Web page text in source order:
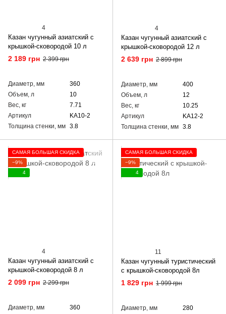
4
Казан чугунный азиатский с
крышкой-сковородой 10 л
2 189 грн 2 399 грн
Диаметр, мм
360
Объем, л
10
Вес, кг
7.71
Артикул
KA10-2
Толщина стенки, мм 3.8
4
Казан чугунный азиатский с
крышкой-сковородой 12 л
2 639 грн 2 899 грн
Диаметр, мм
400
Объем, л
12
Вес, кг
10.25
Артикул
KA12-2
Толщина стенки, мм 3.8
САМАЯ БОЛЬШАЯ СКИДКА
−9%
4
4
Казан чугунный азиатский с
крышкой-сковородой 8 л
2 099 грн 2 299 грн
Диаметр, мм
360
САМАЯ БОЛЬШАЯ СКИДКА
−9%
4
11
Казан чугунный туристический
с крышкой-сковородой 8л
1 829 грн 1 999 грн
Диаметр, мм
280